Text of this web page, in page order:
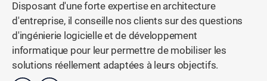
Disposant d'une forte expertise en architecture
d'entreprise, il conseille nos clients sur des questions
d'ingénierie logicielle et de développement
informatique pour leur permettre de mobiliser les
solutions réellement adaptées à leurs objectifs.